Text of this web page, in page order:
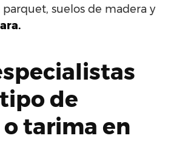
suelos de madera y
de
tarima en